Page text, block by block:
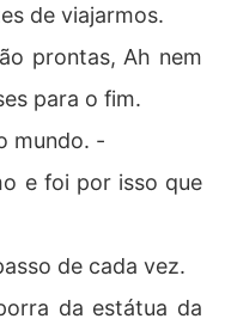
de viajarmos.
prontas, Ah nem
para o fim.
mundo. -
e foi por isso que
de cada vez.
da estátua da